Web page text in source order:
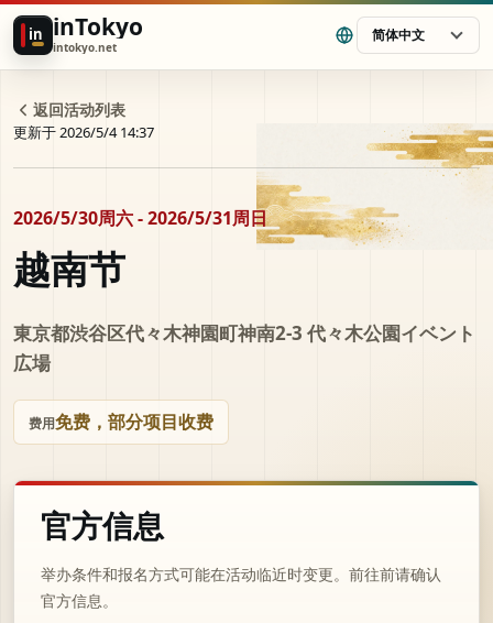
in inTokyo
intokyo.net
简体中文
返回活动列表
更新于 2026/5/4 14:37
2026/5/30周六 - 2026/5/31周日
越南节
東京都渋谷区代々木神園町神南2-3 代々木公園イベント
広場
费用免费，部分项目收费
官方信息
举办条件和报名方式可能在活动临近时变更。前往前请确认
官方信息。